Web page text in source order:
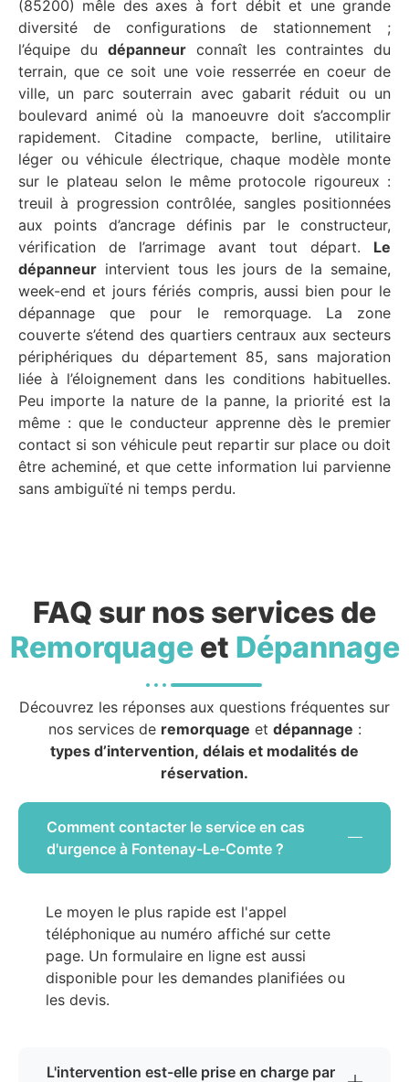
(85200) mêle des axes à fort débit et une grande
diversité de configurations de stationnement ;
l’équipe du dépanneurconnaît les contraintes du
terrain, que ce soit une voie resserrée en coeur de
ville, un parc souterrain avec gabarit réduit ou un
boulevard animé où la manoeuvre doit s’accomplir
rapidement. Citadine compacte, berline, utilitaire
léger ou véhicule électrique, chaque modèle monte
sur le plateau selon le même protocole rigoureux :
treuil à progression contrôlée, sangles positionnées
aux points d’ancrage définis par le constructeur,
vérification de l’arrimage avant tout départ. Le
dépanneur intervient tous les jours de la semaine,
week-end et jours fériés compris, aussi bien pour le
dépannage que pour le remorquage. La zone
couverte s’étend des quartiers centraux aux secteurs
périphériques du département 85, sans majoration
liée à l’éloignement dans les conditions habituelles.
Peu importe la nature de la panne, la priorité est la
même : que le conducteur apprenne dès le premier
contact si son véhicule peut repartir sur place ou doit
être acheminé, et que cette information lui parvienne
sans ambiguïté ni temps perdu.
FAQ sur nos services de
Remorquageet Dépannage
Découvrez les réponses aux questions fréquentes sur
nos services de remorquage et dépannage :
types d’intervention, délais et modalités de
réservation.
Comment contacter le service en cas
d'urgence à Fontenay-Le-Comte ?
Le moyen le plus rapide est l'appel
téléphonique au numéro affiché sur cette
page. Un formulaire en ligne est aussi
disponible pour les demandes planifiées ou
les devis.
L'intervention est-elle prise en charge par